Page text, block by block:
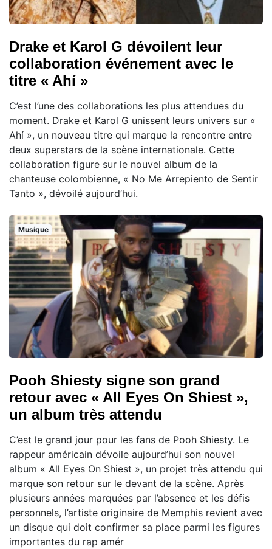
Drake et Karol G dévoilent leur
collaboration événement avec le
titre « Ahí »
C’est l’une des collaborations les plus attendues du
moment. Drake et Karol G unissent leurs univers sur «
Ahí », un nouveau titre qui marque la rencontre entre
deux superstars de la scène internationale. Cette
collaboration figure sur le nouvel album de la
chanteuse colombienne, « No Me Arrepiento de Sentir
Tanto », dévoilé aujourd’hui.
Musique
Pooh Shiesty signe son grand
retour avec « All Eyes On Shiest »,
un album très attendu
C’est le grand jour pour les fans de Pooh Shiesty. Le
rappeur américain dévoile aujourd’hui son nouvel
album « All Eyes On Shiest », un projet très attendu qui
marque son retour sur le devant de la scène. Après
plusieurs années marquées par l’absence et les défis
personnels, l’artiste originaire de Memphis revient avec
un disque qui doit confirmer sa place parmi les figures
importantes du rap amér